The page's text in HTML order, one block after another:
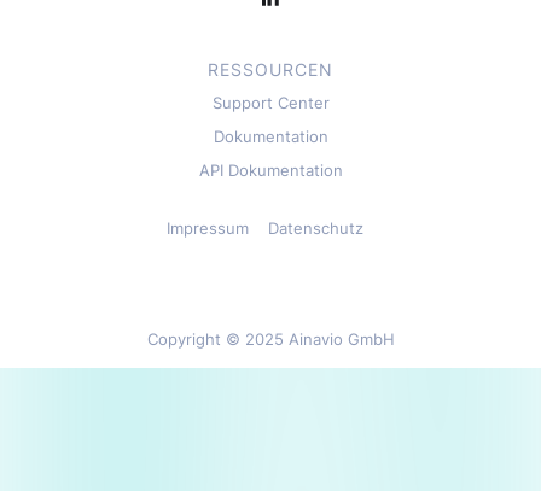
RESSOURCEN
Support Center
Dokumentation
API Dokumentation
Impressum Datenschutz
Copyright © 2025 Ainavio GmbH